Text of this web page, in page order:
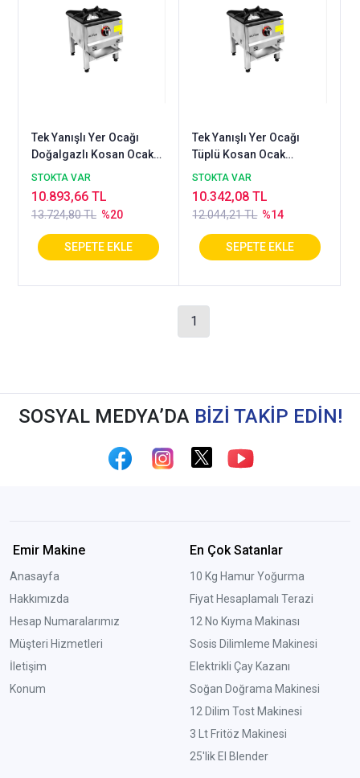
Tek Yanışlı Yer Ocağı
Doğalgazlı Kosan Ocak
40X50X50 Cm
STOKTA VAR
13.724,80 TL %20
10.893,66 TL
Tek Yanışlı Yer Ocağı
Tüplü Kosan Ocak
40X50X50 Cm
STOKTA VAR
12.044,21 TL %14
10.342,08 TL
1
SOSYAL MEDYA’DA BİZİ TAKİP EDİN!
Emir Makine
Anasayfa
Hakkımızda
Hesap Numaralarımız
Müşteri Hizmetleri
İletişim
Konum
En Çok Satanlar
10 Kg Hamur Yoğurma
Fiyat Hesaplamalı Terazi
12 No Kıyma Makinası
Sosis Dilimleme Makinesi
Elektrikli Çay Kazanı
Soğan Doğrama Makinesi
12 Dilim Tost Makinesi
3 Lt Fritöz Makinesi
25'lik El Blender